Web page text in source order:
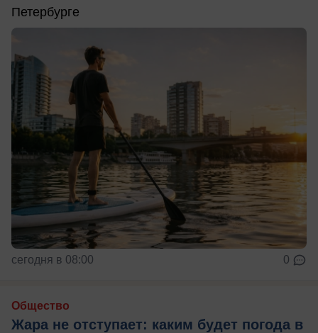
Петербурге
сегодня в 08:00 0
Общество
Жара не отступает: каким будет погода в